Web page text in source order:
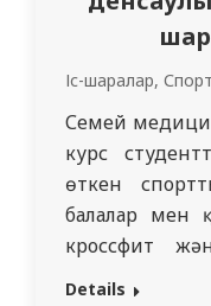
Іс-шаралар,
Семей
курс
өткен
балалар мен
кроссфит
жасады.
Details